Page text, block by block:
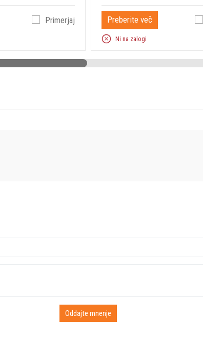
Primerjaj Preberite več
Ni na zalogi